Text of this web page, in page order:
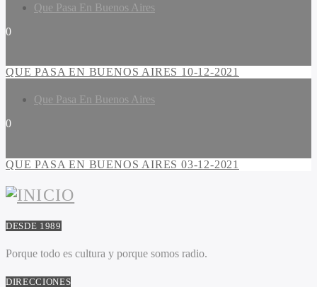
Que Pasa En Buenos Aires
0
QUE PASA EN BUENOS AIRES 10-12-2021
Que Pasa En Buenos Aires
0
QUE PASA EN BUENOS AIRES 03-12-2021
DESDE 1989
Porque todo es cultura y porque somos radio.
DIRECCIONES